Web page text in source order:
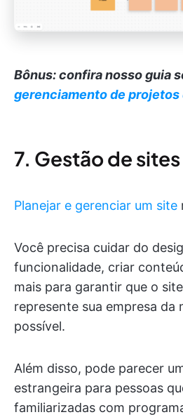
Bônus: confira nosso guia
gerenciamento de projetos
7. Gestão de sites
Planejar e gerenciar um site
Você precisa cuidar do
funcionalidade, criar
mais para garantir que o
represente sua empresa da
possível.
Além disso, pode parecer
estrangeira para pessoas
familiarizadas com